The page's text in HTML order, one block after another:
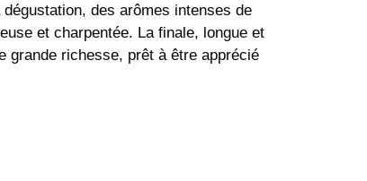
des arômes intenses de
et charpentée. La finale, longue et
grande richesse, prêt à être apprécié